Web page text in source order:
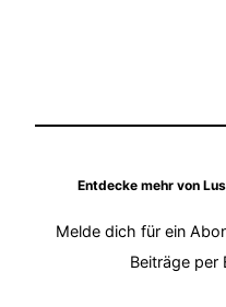
Entdecke mehr von
Melde dich für ein
Beiträge per